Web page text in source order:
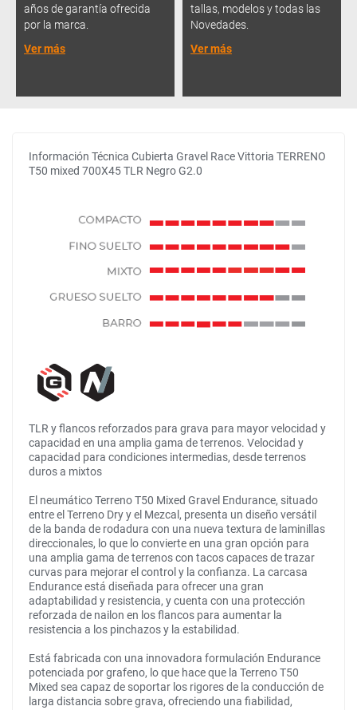
años de garantía ofrecida
por la marca.
Ver más
tallas, modelos y todas las
Novedades.
Ver más
Información Técnica Cubierta Gravel Race Vittoria TERRENO
T50 mixed 700X45 TLR Negro G2.0
TLR y flancos reforzados para grava para mayor velocidad y
capacidad en una amplia gama de terrenos. Velocidad y
capacidad para condiciones intermedias, desde terrenos
duros a mixtos
El neumático Terreno T50 Mixed Gravel Endurance, situado
entre el Terreno Dry y el Mezcal, presenta un diseño versátil
de la banda de rodadura con una nueva textura de laminillas
direccionales, lo que lo convierte en una gran opción para
una amplia gama de terrenos con tacos capaces de trazar
curvas para mejorar el control y la confianza. La carcasa
Endurance está diseñada para ofrecer una gran
adaptabilidad y resistencia, y cuenta con una protección
reforzada de nailon en los flancos para aumentar la
resistencia a los pinchazos y la estabilidad.
Está fabricada con una innovadora formulación Endurance
potenciada por grafeno, lo que hace que la Terreno T50
Mixed sea capaz de soportar los rigores de la conducción de
larga distancia sobre grava, ofreciendo una fiabilidad,